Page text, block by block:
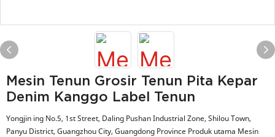
Mesin Tenun Grosir Tenun Pita Kepar
Denim Kanggo Label Tenun
Yongjin ing No.5, 1st Street, Daling Pushan Industrial Zone, Shilou Town,
Panyu District, Guangzhou City, Guangdong Province Produk utama Mesin